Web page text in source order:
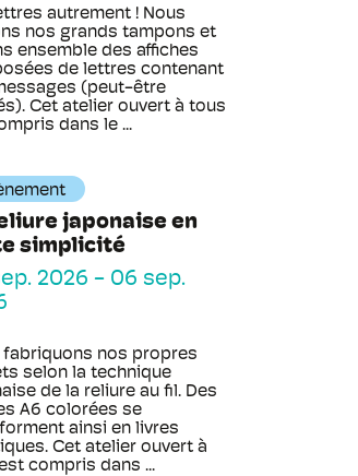
autrement ! Nous
nos grands tampons et
ensemble des affiches
de lettres contenant
(peut-être
Cet atelier ouvert à tous
dans le ...
japonaise en
simplicité
2026 - 06 sep.
fabriquons nos propres
selon la technique
de la reliure au fil. Des
A6 colorées se
ainsi en livres
Cet atelier ouvert à
compris dans ...